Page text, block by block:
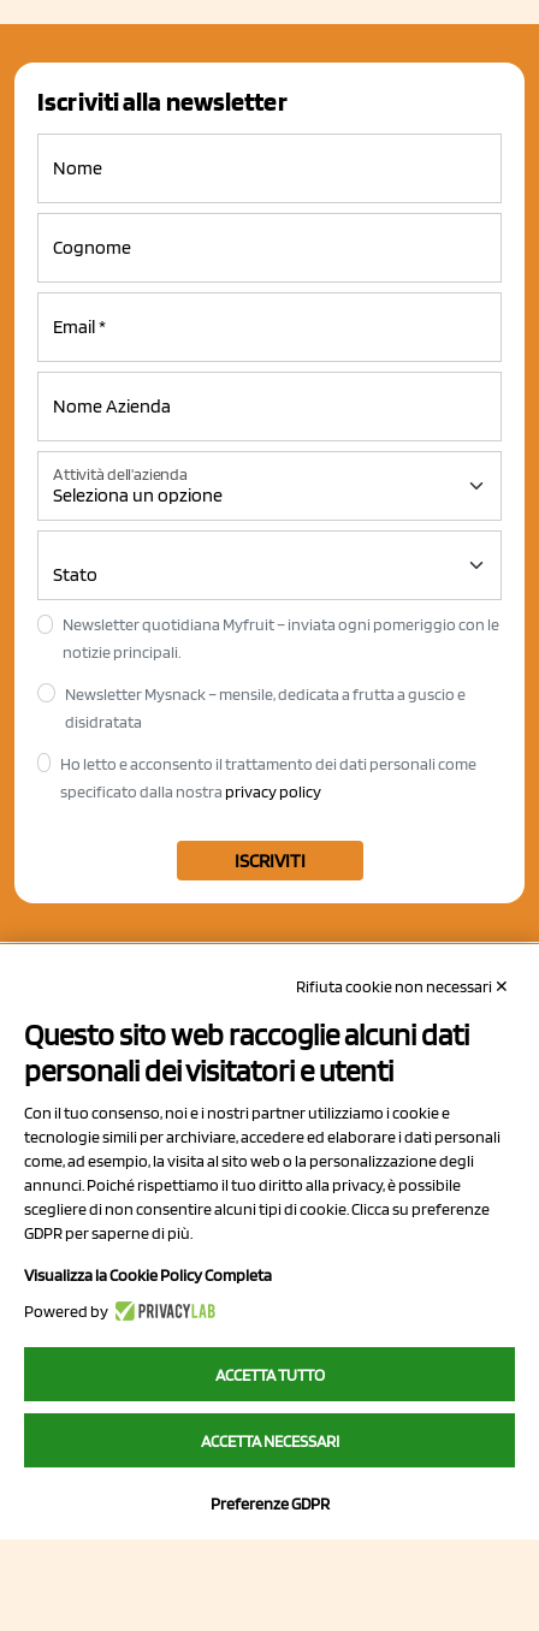
Iscriviti alla newsletter
Attività dell'azienda
Newsletter quotidiana Myfruit – inviata ogni pomeriggio con le
notizie principali.
Newsletter Mysnack – mensile, dedicata a frutta a guscio e
disidratata
Ho letto e acconsento il trattamento dei dati personali come
specificato dalla nostra privacy policy
ISCRIVITI
Via Prov.le Sassuolo Vignola 315/1
41057 Spilamberto (MO)
P.I/C.F. 01041460369
REA: MO 208553
Rifiuta cookie non necessari ✕
Questo sito web raccoglie alcuni dati
personali dei visitatori e utenti
Con il tuo consenso, noi e i nostri partner utilizziamo i cookie e
tecnologie simili per archiviare, accedere ed elaborare i dati personali
come, ad esempio, la visita al sito web o la personalizzazione degli
annunci. Poiché rispettiamo il tuo diritto alla privacy, è possibile
scegliere di non consentire alcuni tipi di cookie. Clicca su preferenze
GDPR per saperne di più.
Visualizza la Cookie Policy Completa
Powered by
ACCETTA TUTTO
ACCETTA NECESSARI
Preferenze GDPR